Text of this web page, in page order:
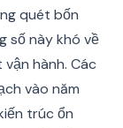
quét bốn
số này khó về
hành. Các
vào năm
trúc ổn